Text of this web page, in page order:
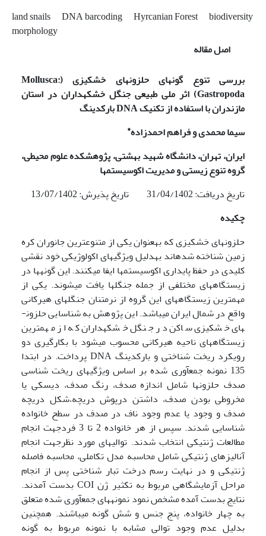
land snails DNA barcoding Hyrcanian Forest biodiversity
morphology
اصل مقاله
بررسی تنوع گونه­ای حلزون­های خشکی­زی (
Mollusca:
Gastropoda) اثر ملی طبیعی جنگل خشکه­داران در استان
مازندران با استفاده از تکنیکDNAبارکدینگ
سیما محمدی و فراهم احمدزاده*
ایران، تهران، دانشگاه شهید بهشتی، ‌پژوهشکده علوم محیطی،‌
گروه تنوع زیستی و مدیریت اکوسیستم­ها
تاریخ دریافت: 31/04/1402 تاریخ پذیرش: 13/07/1402
چکیده
حلزون­های خشکی­زی که به­عنوان یکی از متنوع­ترین جانوران کره
زمین شناخته شده­اند به­دلیل ویژگی­های اکولوژیکی خود نقشی
کلیدی در حفظ پایداری اکوسیستم­ها ایفا می­کنند. این گونه­ها در
زیستگاه­های مختلفی از جمله جنگل­ها یافت می­شوند. یکی از
مهم­ترین زیستگاه­های این گروه از نرم­تنان جنگل­های هیرکانی
واقع در شمال ایران می­باشد. این پژوهش به شناسایی حلزون­
های خشکی­زی ساکن در جنگل خشکه­داران که از مهم­ترین
زیستگاه­های ناحیه هیرکانی محسوب می­شود با بکارگیری دو
رویکرد ریخت شناختی و بارکدینگ DNA پرداخت. در ابتدا
135 نمونه جمع­آوری شده بر اساس ویژگی­های ریخت شناسی
صدف حلزون­ها شامل اندازه صدف،‌ رنگ صدف،‌ دیسکی یا
مخروطی بودن صدف،‌ داشتن درپوش دریچه،‌شکل دریچه
صدف و وجود یا عدم وجود ناف در صدف در سطح خانواده
شناسایی شدند. سپس از هر خانواده 2 تا 3 فردجهت انجام
مطالعات ژنتیکی انتخاب شدند.‌ توالی­های مورد نظرجهت انجام
آنالیزهای ژنتیکی شامل محاسبه مدل تکاملی،‌ محاسبه فاصله
ژنتیکی و در نهایت رسم درخت تبار شناختی پس از انجام
مراحل آزمایشگاهی مربوط به تکثیر ژن COI بدست آمدند.
نتایج بدست آمده مشخص نمود نمونه­های جمع­آوری شده متعلق
به چهار خانواده، ‌پنج جنس و شش گونه می­باشند. همچنین
بدلیل عدم وجود توالی مشابه با نمونه مربوط به گونه